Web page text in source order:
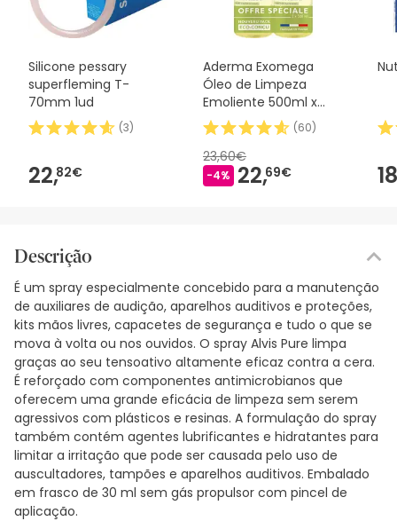
Silicone pessary
superfleming T-
70mm 1ud
(3)
22,82€
Aderma Exomega
Óleo de Limpeza
Emoliente 500ml x
2pcs
(60)
23,60€
-4% 22,69€
Descrição
É um spray especialmente concebido para a manutenção
de auxiliares de audição, aparelhos auditivos e proteções,
kits mãos livres, capacetes de segurança e tudo o que se
mova à volta ou nos ouvidos. O spray Alvis Pure limpa
graças ao seu tensoativo altamente eficaz contra a cera.
É reforçado com componentes antimicrobianos que
oferecem uma grande eficácia de limpeza sem serem
agressivos com plásticos e resinas. A formulação do spray
também contém agentes lubrificantes e hidratantes para
limitar a irritação que pode ser causada pelo uso de
auscultadores, tampões e aparelhos auditivos. Embalado
em frasco de 30 ml sem gás propulsor com pincel de
aplicação.